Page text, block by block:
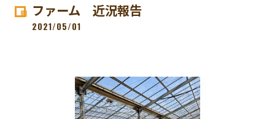
ファーム 近況報告
2021/05/01